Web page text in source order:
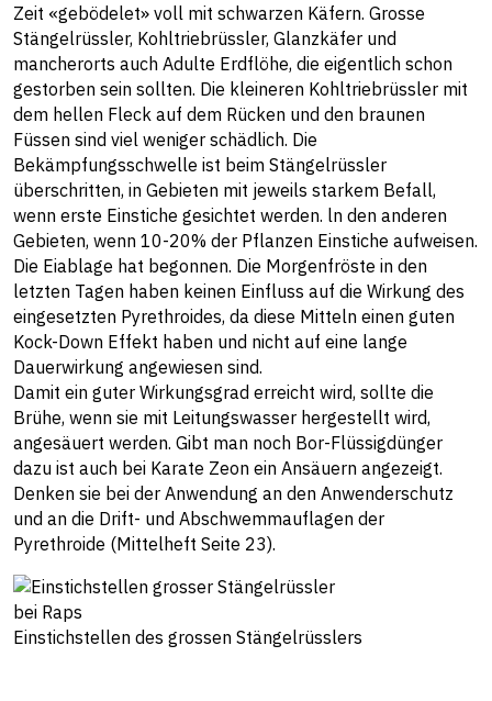
Zeit «gebödelet» voll mit schwarzen Käfern. Grosse
Stängelrüssler, Kohltriebrüssler, Glanzkäfer und
mancherorts auch Adulte Erdflöhe, die eigentlich schon
gestorben sein sollten. Die kleineren Kohltriebrüssler mit
dem hellen Fleck auf dem Rücken und den braunen
Füssen sind viel weniger schädlich. Die
Bekämpfungsschwelle ist beim Stängelrüssler
überschritten, in Gebieten mit jeweils starkem Befall,
wenn erste Einstiche gesichtet werden. ln den anderen
Gebieten, wenn 10-20% der Pflanzen Einstiche aufweisen.
Die Eiablage hat begonnen. Die Morgenfröste in den
letzten Tagen haben keinen Einfluss auf die Wirkung des
eingesetzten Pyrethroides, da diese Mitteln einen guten
Kock-Down Effekt haben und nicht auf eine lange
Dauerwirkung angewiesen sind.
Damit ein guter Wirkungsgrad erreicht wird, sollte die
Brühe, wenn sie mit Leitungswasser hergestellt wird,
angesäuert werden. Gibt man noch Bor-Flüssigdünger
dazu ist auch bei Karate Zeon ein Ansäuern angezeigt.
Denken sie bei der Anwendung an den Anwenderschutz
und an die Drift- und Abschwemmauflagen der
Pyrethroide (Mittelheft Seite 23).
Einstichstellen des grossen Stängelrüsslers